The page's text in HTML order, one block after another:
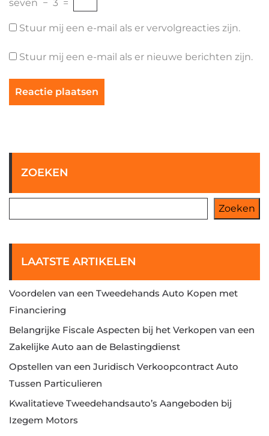
seven − 3 =
Stuur mij een e-mail als er vervolgreacties zijn.
Stuur mij een e-mail als er nieuwe berichten zijn.
ZOEKEN
Zoeken
LAATSTE ARTIKELEN
Voordelen van een Tweedehands Auto Kopen met
Financiering
Belangrijke Fiscale Aspecten bij het Verkopen van een
Zakelijke Auto aan de Belastingdienst
Opstellen van een Juridisch Verkoopcontract Auto
Tussen Particulieren
Kwalitatieve Tweedehandsauto’s Aangeboden bij
Izegem Motors